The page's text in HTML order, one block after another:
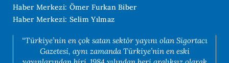
Haber Merkezi: Ömer Furkan Biber
Haber Merkezi: Selim Yılmaz
“Türkiye’nin en çok satan sektör yayını olan Sigortacı
Gazetesi, aynı zamanda Türkiye’nin en eski